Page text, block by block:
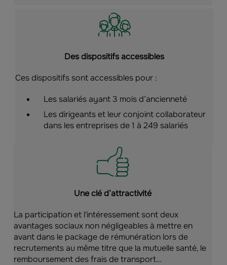
Des dispositifs accessibles
Ces dispositifs sont accessibles pour :
Les salariés ayant 3 mois d’ancienneté
Les dirigeants et leur conjoint collaborateur
dans les entreprises de 1 à 249 salariés
Une clé d’attractivité
La participation et l'intéressement sont deux
avantages sociaux non négligeables à mettre en
avant dans le package de rémunération lors de
recrutements au même titre que la mutuelle santé, le
remboursement des frais de transport…